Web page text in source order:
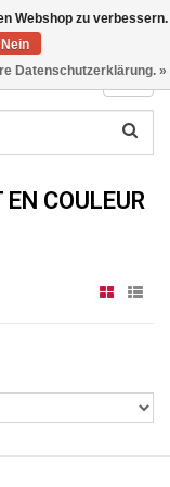
COULEUR
Webshop zu verbessern.
Nein
Datenschutzerklärung. »